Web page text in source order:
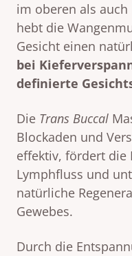
im oberen als
hebt die
Gesicht einen
bei
definierte
Die Trans Buccal
Blockaden und
effektiv, fördert die
Lymphfluss und
natürliche
Gewebes.
Durch die